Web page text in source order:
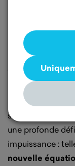
repli
“Frustré”, “sur un
les
malaise
sentiment de
une profonde
impuissance :
nouvelle